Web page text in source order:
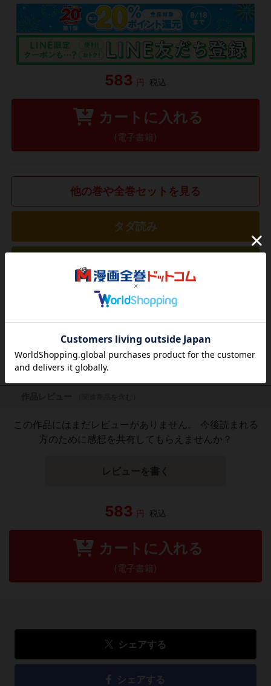
583 円 税込
カートに入れる
(電子書籍)
他の巻や全巻セットを見る
タダ読み
気になる商品を登録
この作品にはまだレビューがありません。 今後読まれる
方のために感想を共有してもらえませんか？
レビューを書く
583 円 税込
カートに入れる
(電子書籍)
シェアする
シェアする